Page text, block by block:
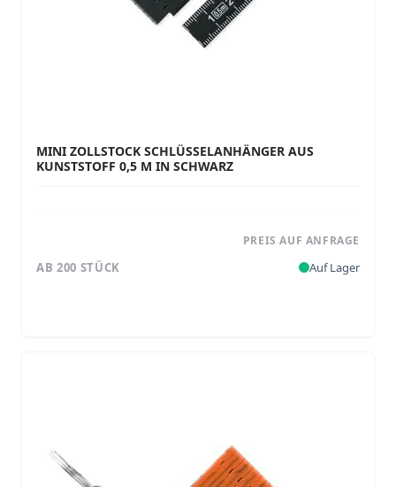
MINI ZOLLSTOCK SCHLÜSSELANHÄNGER AUS
KUNSTSTOFF 0,5 M IN SCHWARZ
PREIS AUF ANFRAGE
AB 200 STÜCK Auf Lager